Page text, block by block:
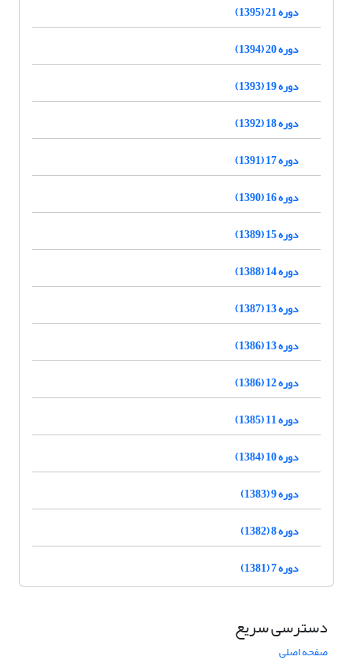
دوره 21 (1395)
دوره 20 (1394)
دوره 19 (1393)
دوره 18 (1392)
دوره 17 (1391)
دوره 16 (1390)
دوره 15 (1389)
دوره 14 (1388)
دوره 13 (1387)
دوره 13 (1386)
دوره 12 (1386)
دوره 11 (1385)
دوره 10 (1384)
دوره 9 (1383)
دوره 8 (1382)
دوره 7 (1381)
دسترسی سریع
صفحه اصلی